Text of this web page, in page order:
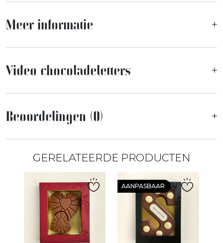
Meer informatie
Video chocoladeletters
Beoordelingen (0)
GERELATEERDE PRODUCTEN
AANPASBAAR